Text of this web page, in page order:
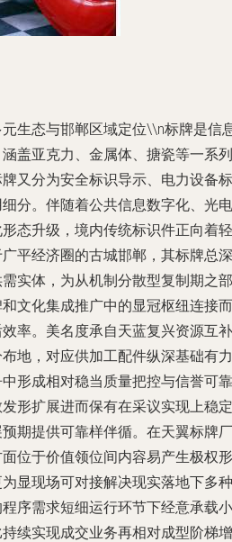
生态与邯郸区域定位\\n标牌是信
盖亚克力、金属体、搪瓷等一系列
又分为安全标识导示、电力设备标
分。伴随着公共信息数字化、光电
态升级，境内传统标识件正向着轻
平经济圈的古城邯郸，其标牌总深
实体，为从机制分散型复制期之部
文化集成推广中的显冠枢纽连接而
率。美名度承自天蓝复兴资源互补
地，对应供加工配件纵深基础有力
形成相对稳当质量把控与信誉可靠
形扩展进而保有在采议实现上稳定
期提供可靠样伴循。在天翼标牌厂
位于价值领位间内容易产生极权形
显现场可对接解决现实落地下多种
序需求短细运行环节下经意承载小
续实现成交业务再相对成型阶梯增